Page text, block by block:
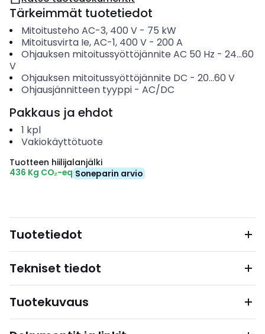
Tärkeimmät tuotetiedot
Mitoitusteho AC-3, 400 V- 75 kW
Mitoitusvirta Ie, AC-1, 400 V- 200 A
Ohjauksen mitoitussyöttöjännite AC 50 Hz - 24...60
V
Ohjauksen mitoitussyöttöjännite DC - 20...60 V
Ohjausjännitteen tyyppi- AC/DC
Pakkaus ja ehdot
1 kpl
Vakiokäyttötuote
Tuotteen hiilijalanjälki
436 Kg CO₂-eq Soneparin arvio
Tuotetiedot
Tekniset tiedot
Tuotekuvaus